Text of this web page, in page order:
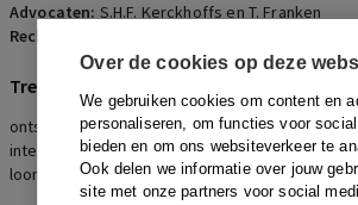
Over de cookies op deze
We gebruiken cookies om content en
personaliseren, om functies voor
bieden en om ons websiteverkeer te
Ook delen we informatie over jouw
site met onze partners voor social
Advocaten: S.H.F. Kerckhoffs en T. Franken
Rechters:
Trefwoorden
ontslag op staande voet, zieke werknemer, re-
integratieverplichtingen, deskundigenoordeel,
loondoorbetaling